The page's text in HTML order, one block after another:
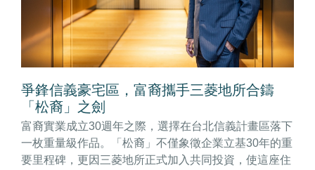
爭鋒信義豪宅區，富裔攜手三菱地所合鑄
「松裔」之劍
富裔實業成立30週年之際，選擇在台北信義計畫區落下
一枚重量級作品。「松裔」不僅象徵企業立基30年的重
要里程碑，更因三菱地所正式加入共同投資，使這座住